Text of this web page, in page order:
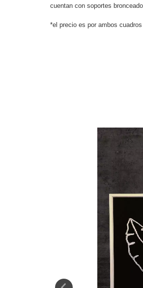
cuentan con soportes
*el precio es por ambos cuadros